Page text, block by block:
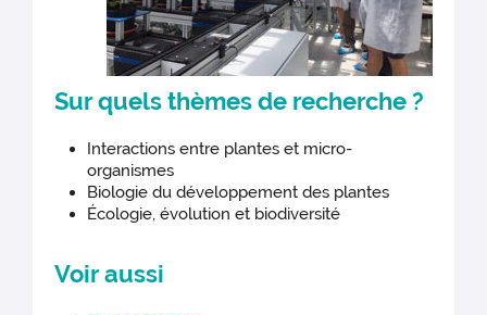
Sur quels thèmes de recherche ?
Interactions entre plantes et micro-
organismes
Biologie du développement des plantes
Écologie, évolution et biodiversité
Voir aussi